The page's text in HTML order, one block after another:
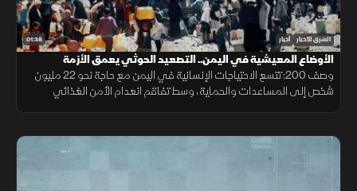
01:38 الشرق للأخبار أخبار
الأوضاع المعيشية في اليمن.. التصعيد الحوثي يعمق الأزمة
وصف 200: تتسع الاحتياجات الإنسانية في اليمن مع حاجة نحو 22 مليون
شخص إلى المساعدات والحماية، وسط تفاقم انعدام الأمن الغذائي